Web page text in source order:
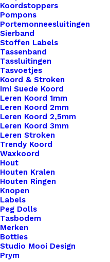
Koordstoppers
Pompons
Portemonneesluitingen
Sierband
Stoffen Labels
Tassenband
Tassluitingen
Tasvoetjes
Koord & Stroken
Imi Suede Koord
Leren Koord 1mm
Leren Koord 2mm
Leren Koord 2,5mm
Leren Koord 3mm
Leren Stroken
Trendy Koord
Waxkoord
Hout
Houten Kralen
Houten Ringen
Knopen
Labels
Peg Dolls
Tasbodem
Merken
Botties
Studio Mooi Design
Prym
€